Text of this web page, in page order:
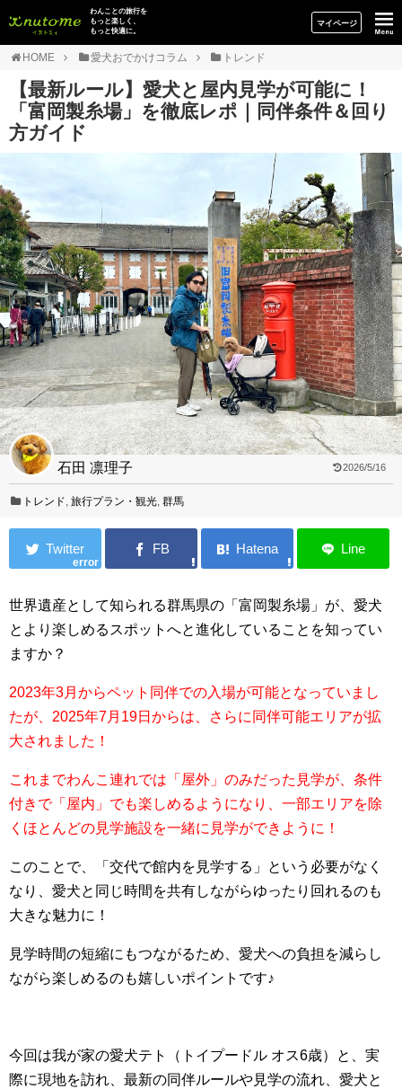
イヌトミィ
わんことの旅行を
もっと楽しく、
もっと快適に。
マイページ
HOME 愛犬おでかけコラム トレンド
【最新ルール】愛犬と屋内見学が可能に！
「富岡製糸場」を徹底レポ｜同伴条件＆回り
方ガイド
石田 凛理子 2026/5/16
トレンド,旅行プラン・観光,群馬
error
世界遺産として知られる群馬県の「富岡製糸場」が、愛犬
とより楽しめるスポットへと進化していることを知ってい
ますか？
2023年3月からペット同伴での入場が可能となっていまし
たが、2025年7月19日からは、さらに同伴可能エリアが拡
大されました！
これまでわんこ連れでは「屋外」のみだった見学が、条件
付きで「屋内」でも楽しめるようになり、一部エリアを除
くほとんどの見学施設を一緒に見学ができように！
このことで、「交代で館内を見学する」という必要がなく
なり、愛犬と同じ時間を共有しながらゆったり回れるのも
大きな魅力に！
見学時間の短縮にもつながるため、愛犬への負担を減らし
ながら楽しめるのも嬉しいポイントです♪
今回は我が家の愛犬テト（トイプードル オス6歳）と、実
際に現地を訪れ、最新の同伴ルールや見学の流れ、愛犬と